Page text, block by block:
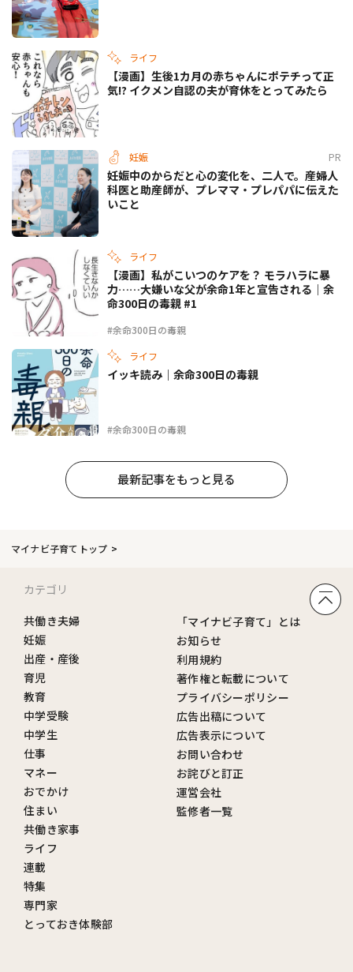
ライフ
【漫画】生後1カ月の赤ちゃんにポテチって正
気!? イクメン自認の夫が育休をとってみたら
妊娠 PR
妊娠中のからだと心の変化を、二人で。産婦人
科医と助産師が、プレママ・プレパパに伝えた
いこと
ライフ
#余命300日の毒親
【漫画】私がこいつのケアを？ モラハラに暴
力……大嫌いな父が余命1年と宣告される｜余
命300日の毒親 #1
ライフ
#余命300日の毒親
イッキ読み｜余命300日の毒親
最新記事をもっと見る
マイナビ子育てトップ
カテゴリ
共働き夫婦
妊娠
出産・産後
育児
教育
中学受験
中学生
仕事
マネー
おでかけ
住まい
共働き家事
ライフ
連載
特集
専門家
とっておき体験部
「マイナビ子育て」とは
お知らせ
利用規約
著作権と転載について
プライバシーポリシー
広告出稿について
広告表示について
お問い合わせ
お詫びと訂正
運営会社
監修者一覧